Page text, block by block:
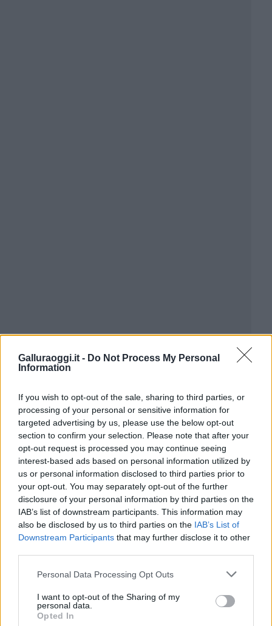
Galluraoggi.it - Do Not Process My Personal
Information
If you wish to opt-out of the sale, sharing to third parties, or
processing of your personal or sensitive information for
targeted advertising by us, please use the below opt-out
section to confirm your selection. Please note that after your
opt-out request is processed you may continue seeing
interest-based ads based on personal information utilized by
us or personal information disclosed to third parties prior to
your opt-out. You may separately opt-out of the further
disclosure of your personal information by third parties on the
IAB’s list of downstream participants. This information may
also be disclosed by us to third parties on the IAB’s List of
Downstream Participants that may further disclose it to other
Please note that this website/app uses one or more Google
not limited to your visit or usage behaviour. You may click to
grant or deny consent to Google and its third-party tags to
use your data for below specified purposes in below Google
Personal Data Processing Opt Outs
I want to opt-out of the Sharing of my
personal data.
Opted In